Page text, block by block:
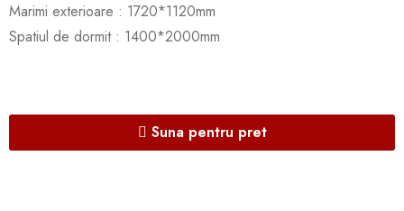
Marimi exterioare : 1720*1120mm
Spatiul de dormit : 1400*2000mm
Suna pentru pret